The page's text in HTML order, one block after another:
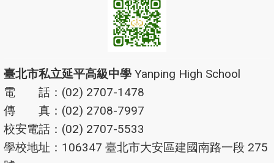
臺北市私立延平高級中學 Yanping High School
電 話：(02) 2707-1478
傳 真：(02) 2708-7997
校安電話：(02) 2707-5533
學校地址：106347 臺北市大安區建國南路一段 275